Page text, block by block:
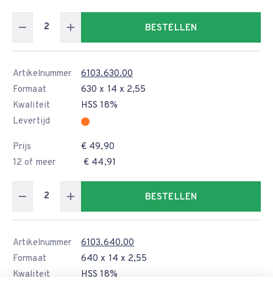
BESTELLEN
Artikelnummer
6103.630.00
Formaat
630 x 14 x 2,55
Kwaliteit
HSS 18%
Levertijd
Prijs
€ 49,90
12 of meer
€ 44,91
BESTELLEN
Artikelnummer
6103.640.00
Formaat
640 x 14 x 2,55
Kwaliteit
HSS 18%